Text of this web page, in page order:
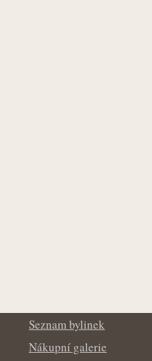
Seznam bylinek
Nákupní galerie